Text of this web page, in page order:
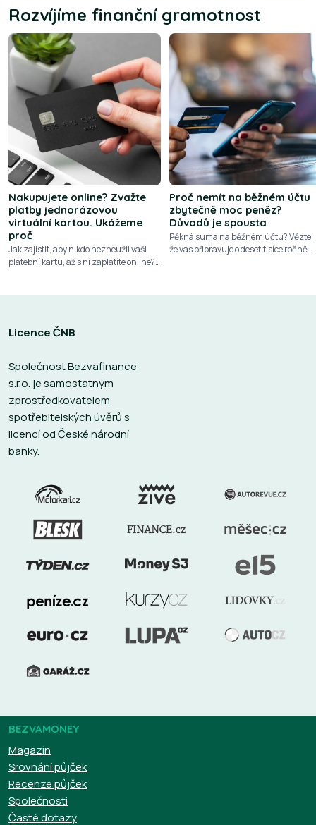
Rozvíjíme finanční gramotnost
Nakupujete online? Zvažte
platby jednorázovou
virtuální kartou. Ukážeme
proč
Jak zajistit, aby nikdo nezneužil vaši
platební kartu, až s ní zaplatíte online?
Proč nemít na běžném účtu
zbytečně moc peněz?
Důvodů je spousta
Pěkná suma na běžném účtu? Vězte,
že vás připravuje o desetitisíce ročně.
Licence ČNB
Společnost Bezvafinance
s.r.o. je samostatným
zprostředkovatelem
spotřebitelských úvěrů s
licencí od České národní
banky.
BEZVAMONEY
Magazín
Srovnání půjček
Recenze půjček
Společnosti
Časté dotazy